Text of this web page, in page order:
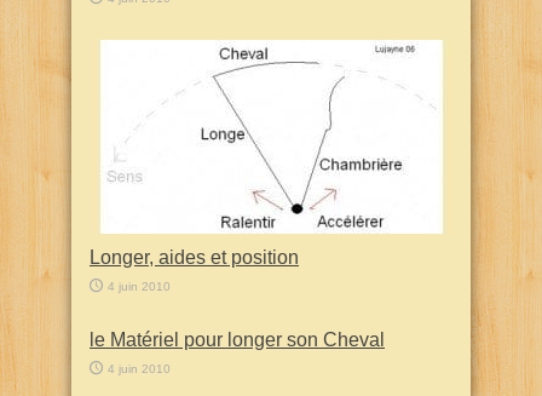
Longer, aides et position
4 juin 2010
le Matériel pour longer son Cheval
4 juin 2010